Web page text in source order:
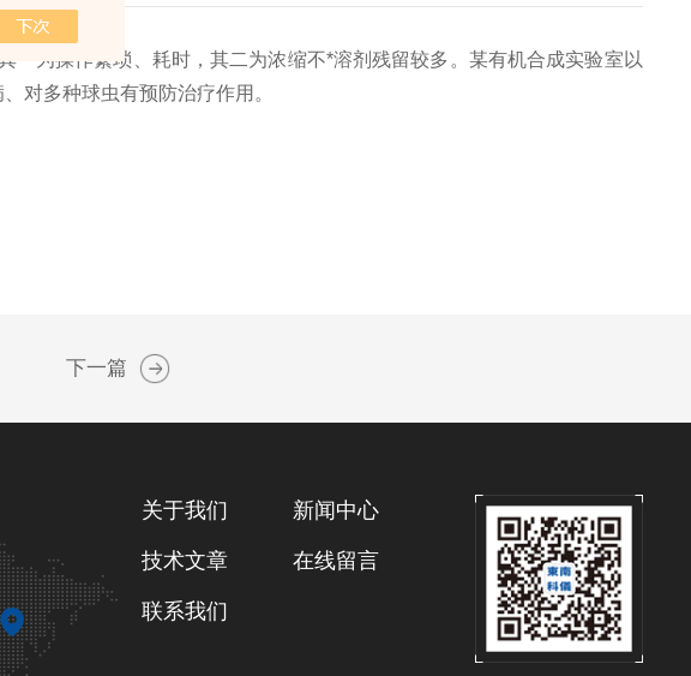
为操作繁琐、耗时，其二为浓缩不*溶剂残留较多。某有机合成实验室以
对多种球虫有预防治疗作用。
下一篇
关于我们 新闻中心
技术文章 在线留言
联系我们